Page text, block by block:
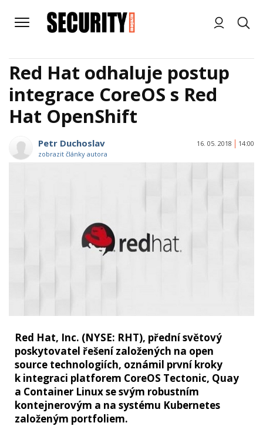
Red Hat odhaluje postup
integrace CoreOS s Red
Hat OpenShift
Petr Duchoslav
zobrazit články autora
16. 05. 2018 14:00
Red Hat, Inc. (NYSE: RHT), přední světový
poskytovatel řešení založených na open
source technologiích, oznámil první kroky
k integraci platforem CoreOS Tectonic, Quay
a Container Linux se svým robustním
kontejnerovým a na systému Kubernetes
založeným portfoliem.